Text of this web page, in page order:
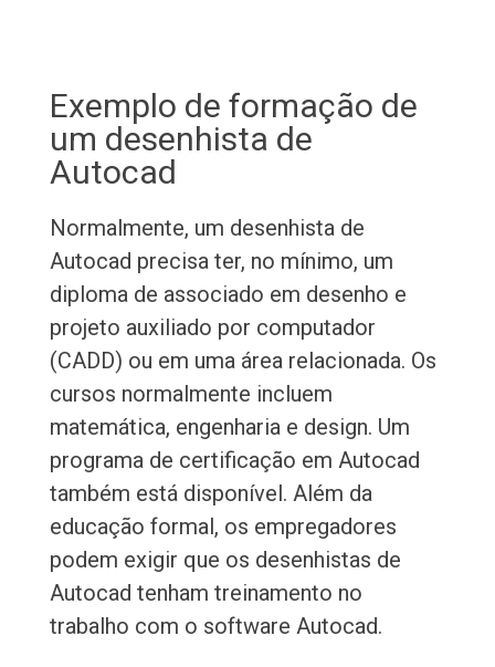
Exemplo de formação de
um desenhista de
Autocad
Normalmente, um desenhista de
Autocad precisa ter, no mínimo, um
diploma de associado em desenho e
projeto auxiliado por computador
(CADD) ou em uma área relacionada. Os
cursos normalmente incluem
matemática, engenharia e design. Um
programa de certificação em Autocad
também está disponível. Além da
educação formal, os empregadores
podem exigir que os desenhistas de
Autocad tenham treinamento no
trabalho com o software Autocad.